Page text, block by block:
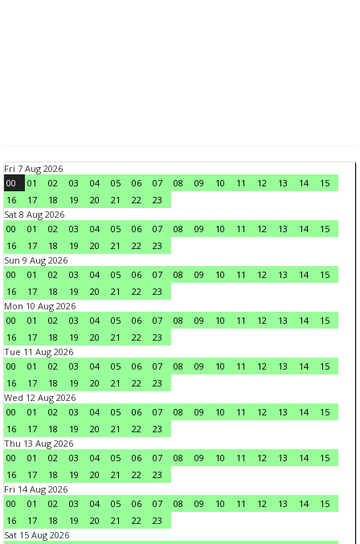
Fri 7 Aug 2026
00
01 02 03 04 05 06 07 08 09 10 11 12 13 14
15
16
17 18 19 20 21 22
23
Sat 8 Aug 2026
00
01 02 03 04 05 06 07 08 09 10 11 12 13 14
15
16
17 18 19 20 21 22
23
Sun 9 Aug 2026
00
01 02 03 04 05 06 07 08 09 10 11 12 13 14
15
16
17 18 19 20 21 22
23
Mon 10 Aug 2026
00
01 02 03 04 05 06 07 08 09 10 11 12 13 14
15
16
17 18 19 20 21 22
23
Tue 11 Aug 2026
00
01 02 03 04 05 06 07 08 09 10 11 12 13 14
15
16
17 18 19 20 21 22
23
Wed 12 Aug 2026
00
01 02 03 04 05 06 07 08 09 10 11 12 13 14
15
16
17 18 19 20 21 22
23
Thu 13 Aug 2026
00
01 02 03 04 05 06 07 08 09 10 11 12 13 14
15
16
17 18 19 20 21 22
23
Fri 14 Aug 2026
00
01 02 03 04 05 06 07 08 09 10 11 12 13 14
15
16
17 18 19 20 21 22
23
Sat 15 Aug 2026